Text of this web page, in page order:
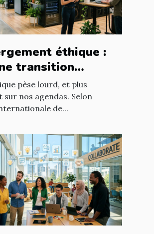
éthique :
transition
responsable
pèse lourd, et plus
sur nos agendas. Selon
de...